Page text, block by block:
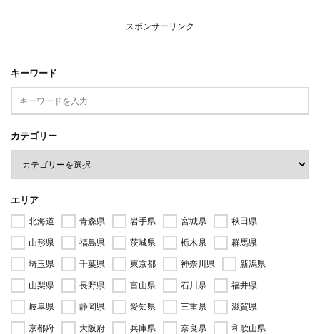
スポンサーリンク
キーワード
カテゴリー
エリア
北海道 青森県 岩手県 宮城県
秋田県
山形県
福島県 茨城県 栃木県
群馬県
埼玉県
千葉県 東京都 神奈川県
新潟県
山梨県
長野県 富山県 石川県
福井県
岐阜県
静岡県 愛知県 三重県
滋賀県
京都府
大阪府 兵庫県 奈良県
和歌山県